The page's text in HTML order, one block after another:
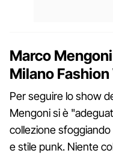
Marco
Milano
Per seguire lo show
Mengoni si è
collezione
e stile punk. Niente